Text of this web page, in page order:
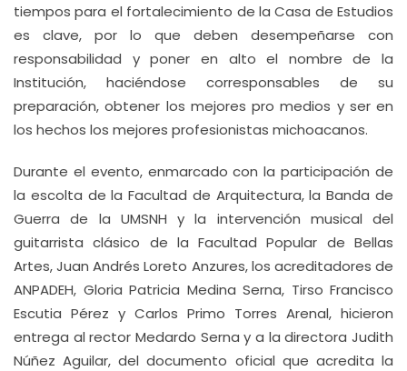
tiempos para el fortalecimiento de la Casa de Estudios
es clave, por lo que deben desempeñarse con
responsabilidad y poner en alto el nombre de la
Institución, haciéndose corresponsables de su
preparación, obtener los mejores pro medios y ser en
los hechos los mejores profesionistas michoacanos.
Durante el evento, enmarcado con la participación de
la escolta de la Facultad de Arquitectura, la Banda de
Guerra de la UMSNH y la intervención musical del
guitarrista clásico de la Facultad Popular de Bellas
Artes, Juan Andrés Loreto Anzures, los acreditadores de
ANPADEH, Gloria Patricia Medina Serna, Tirso Francisco
Escutia Pérez y Carlos Primo Torres Arenal, hicieron
entrega al rector Medardo Serna y a la directora Judith
Núñez Aguilar, del documento oficial que acredita la